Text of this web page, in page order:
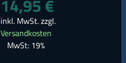
14,95 €
inkl. MwSt. zzgl.
Versandkosten
MwSt: 19%